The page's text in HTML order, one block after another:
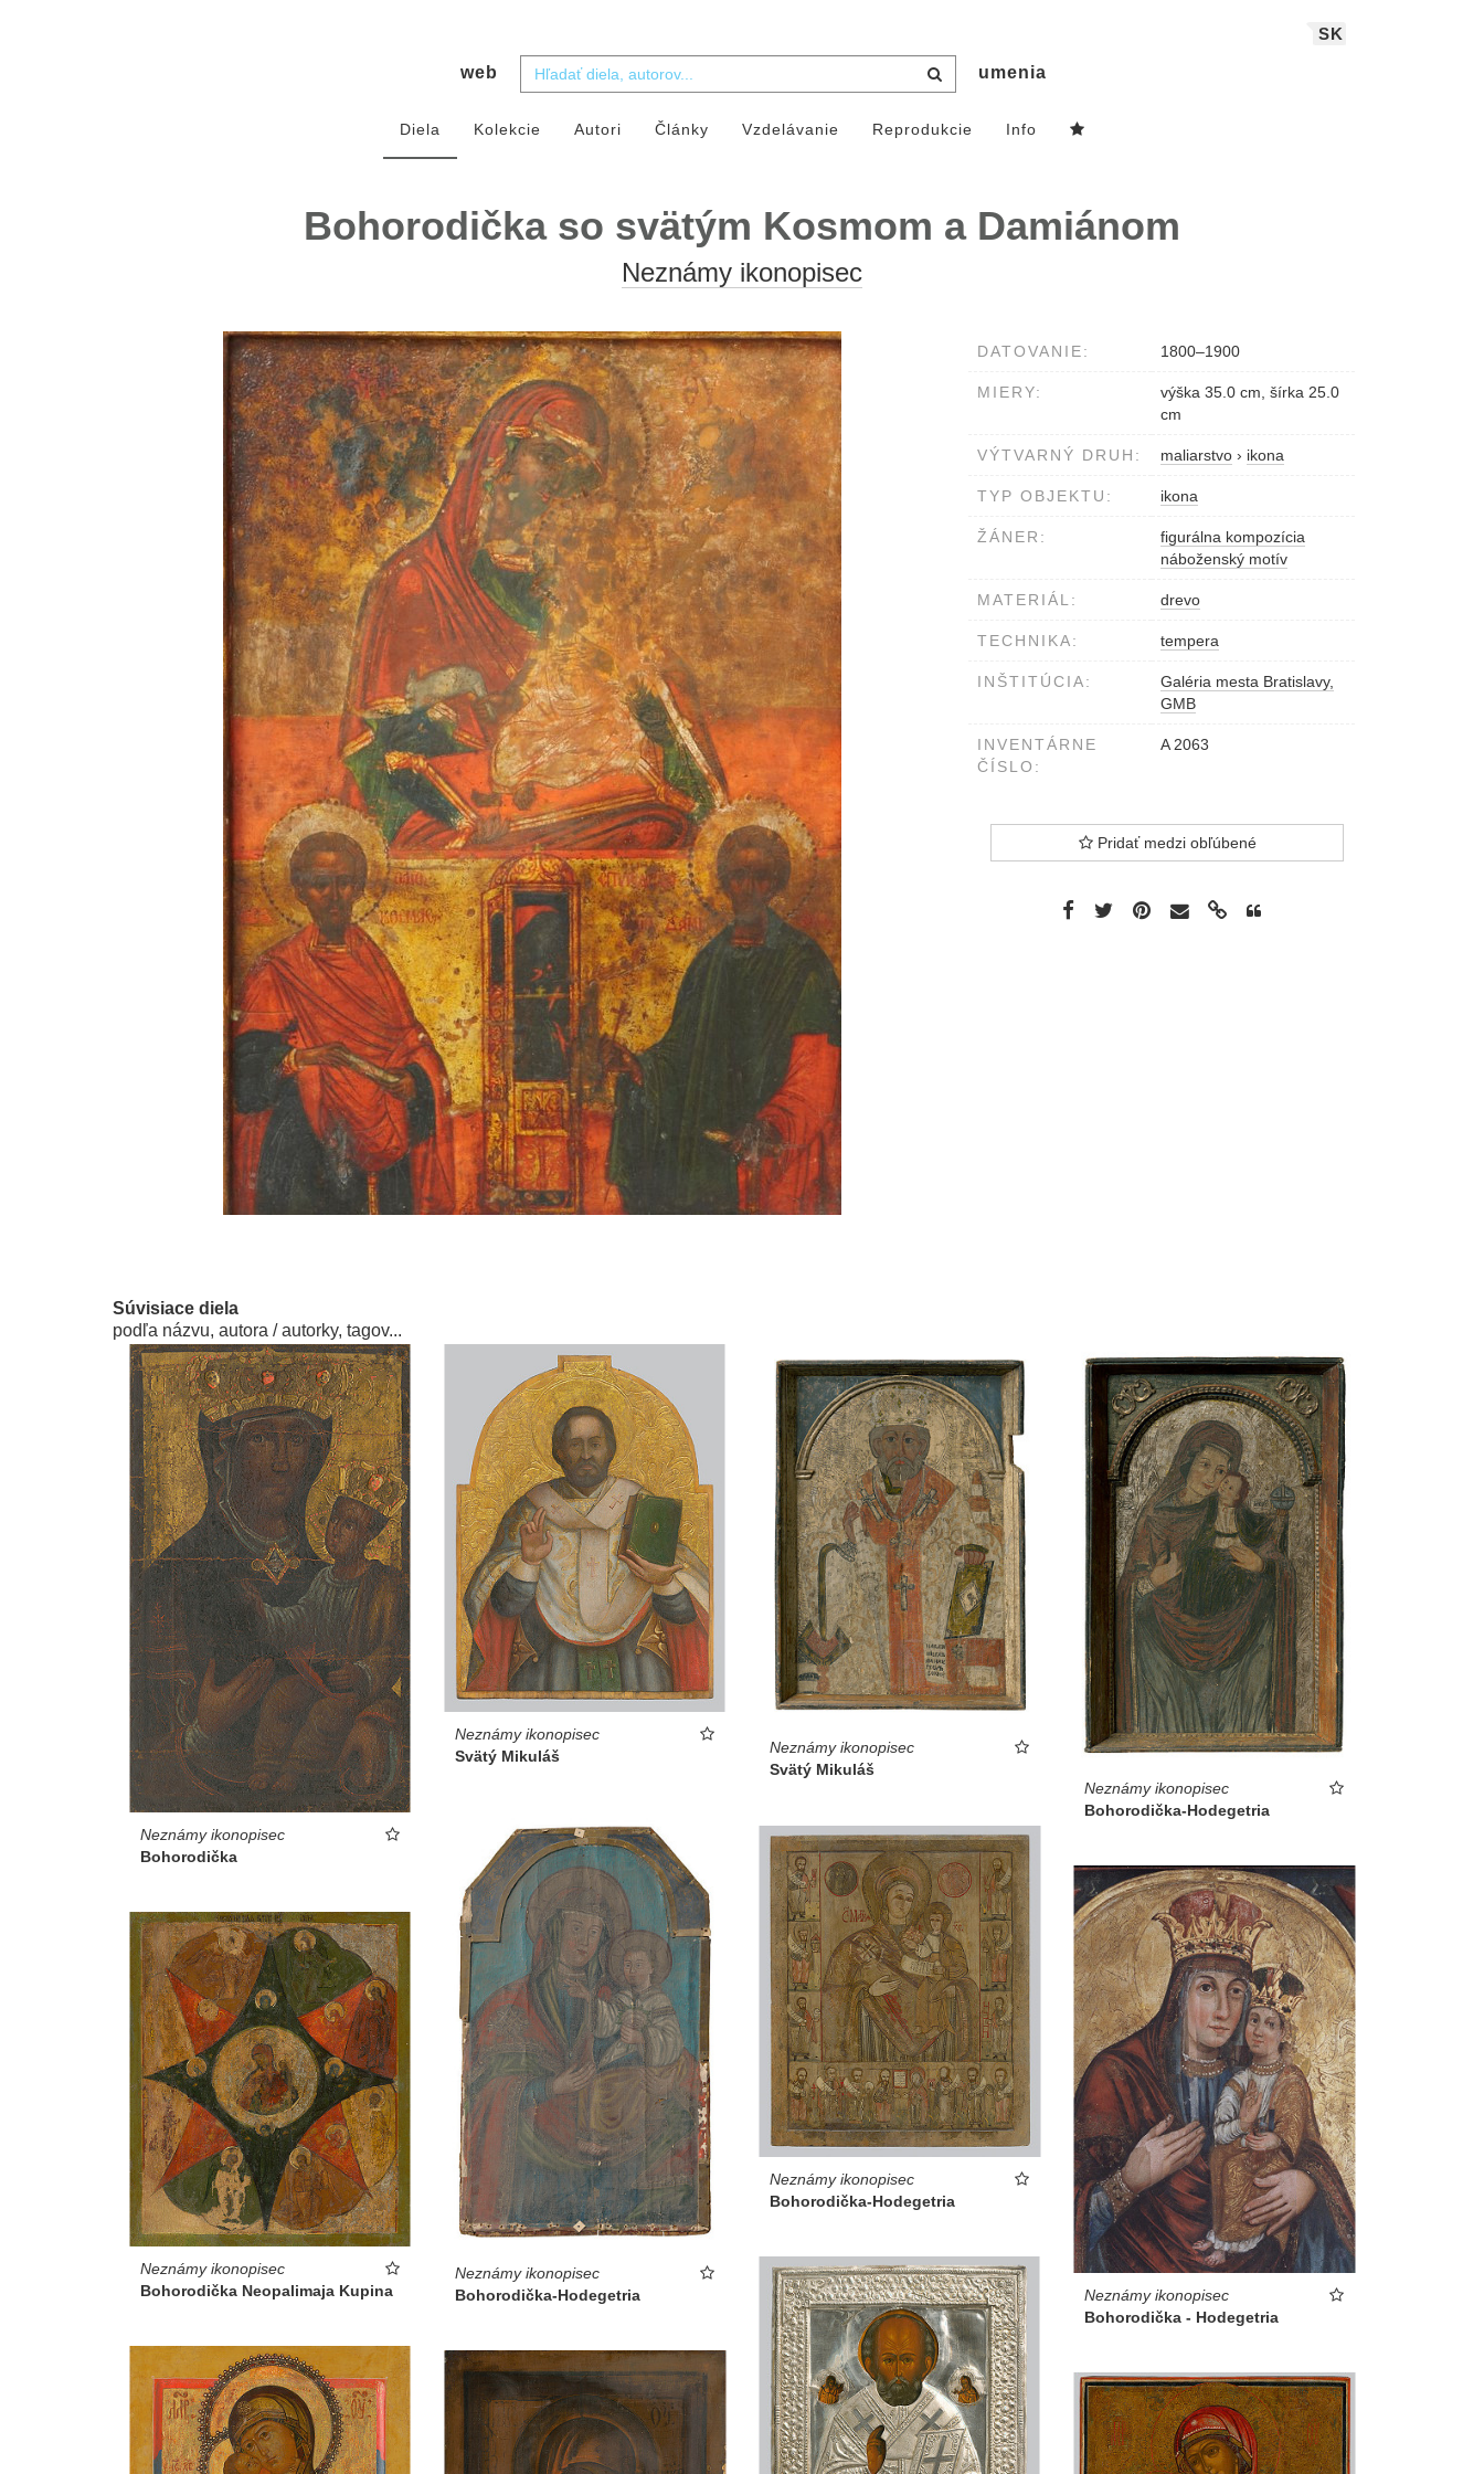
SK
web umenia
Diela Kolekcie Autori Články Vzdelávanie Reprodukcie Info
Bohorodička so svätým Kosmom a Damiánom
Neznámy ikonopisec
DATOVANIE: 1800–1900
MIERY:
výška 35.0 cm, šírka 25.0
cm
VÝTVARNÝ DRUH: maliarstvo › ikona
TYP OBJEKTU: ikona
ŽÁNER:
figurálna kompozícia
náboženský motív
MATERIÁL: drevo
TECHNIKA: tempera
INŠTITÚCIA:
Galéria mesta Bratislavy,
GMB
INVENTÁRNE
ČÍSLO:
A 2063
Pridať medzi obľúbené
Súvisiace diela
podľa názvu, autora / autorky, tagov...
Neznámy ikonopisec
Bohorodička
Neznámy ikonopisec
Svätý Mikuláš
Neznámy ikonopisec
Svätý Mikuláš
Neznámy ikonopisec
Bohorodička-Hodegetria
Neznámy ikonopisec
Bohorodička-Hodegetria
Neznámy ikonopisec
Bohorodička-Hodegetria
Neznámy ikonopisec
Bohorodička - Hodegetria
Neznámy ikonopisec
Bohorodička Neopalimaja Kupina